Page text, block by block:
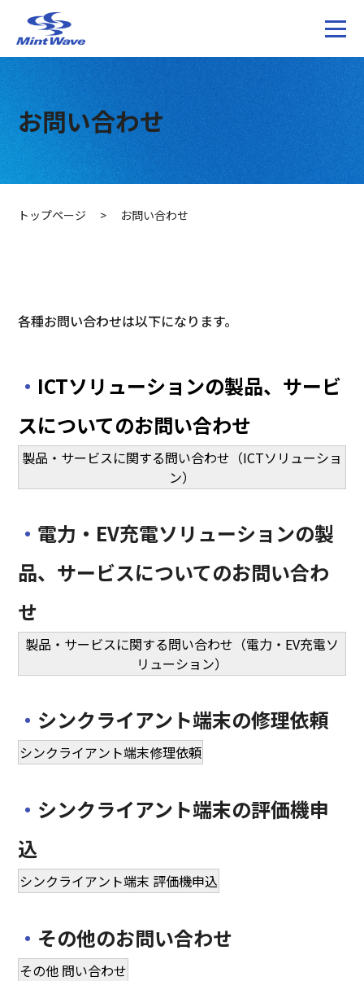
お問い合わせ
トップページ > お問い合わせ
各種お問い合わせは以下になります。
・ ICTソリューションの製品、サービ
スについてのお問い合わせ
製品・サービスに関する問い合わせ（ICTソリューショ
ン）
・ 電力・EV充電ソリューションの製
品、サービスについてのお問い合わ
せ
製品・サービスに関する問い合わせ（電力・EV充電ソ
リューション）
・ シンクライアント端末の修理依頼
シンクライアント端末修理依頼
・ シンクライアント端末の評価機申
込
シンクライアント端末 評価機申込
・ その他のお問い合わせ
その他 問い合わせ